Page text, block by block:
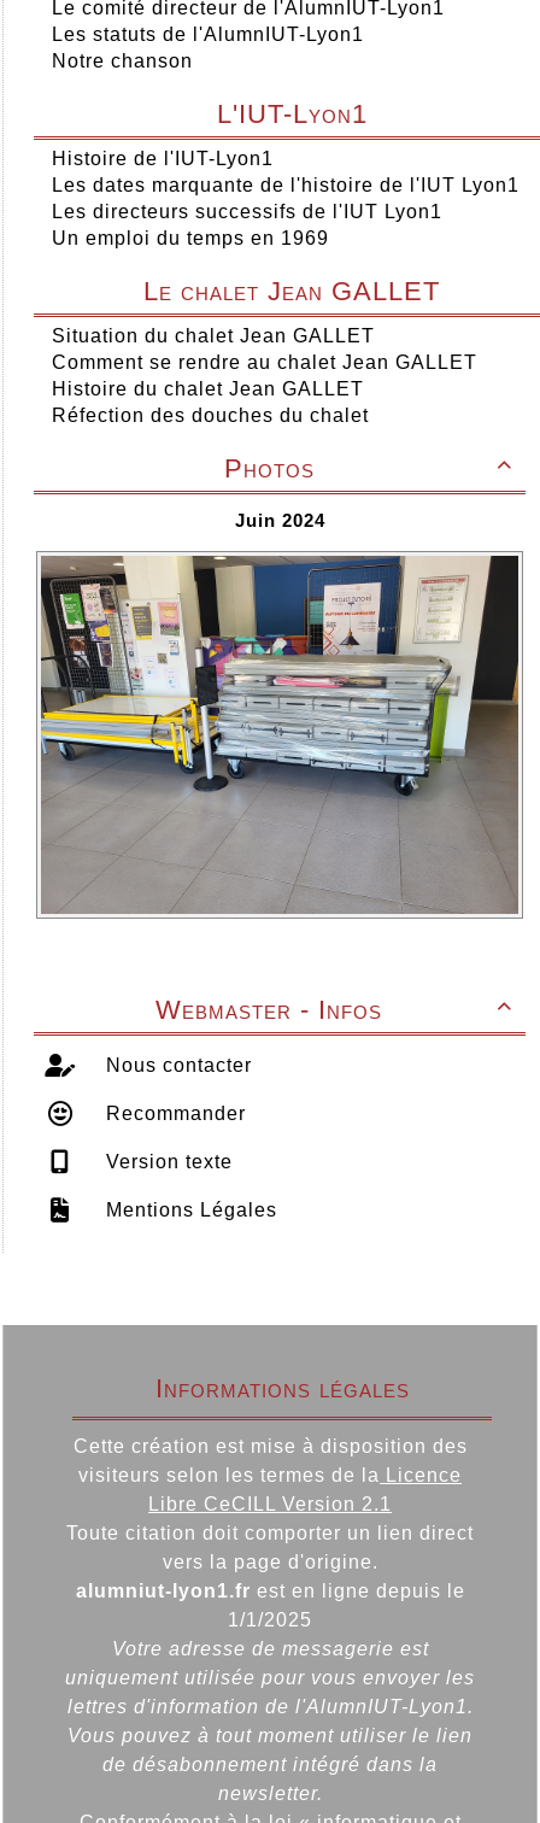
Le comité directeur de l'AlumnIUT-Lyon1
Les statuts de l'AlumnIUT-Lyon1
Notre chanson
L'IUT-Lyon1
Histoire de l'IUT-Lyon1
Les dates marquante de l'histoire de l'IUT Lyon1
Les directeurs successifs de l'IUT Lyon1
Un emploi du temps en 1969
Le chalet Jean GALLET
Situation du chalet Jean GALLET
Comment se rendre au chalet Jean GALLET
Histoire du chalet Jean GALLET
Réfection des douches du chalet

Photos
Juin 2024

Webmaster - Infos
Nous contacter
Recommander
Version texte
Mentions Légales
Informations légales
Cette création est mise à disposition des
visiteurs selon les termes de la
Licence
Libre CeCILL Version 2.1
Toute citation doit comporter un lien direct
vers la page d'origine.
alumniut-lyon1.fr est en ligne depuis le
1/1/2025
Votre adresse de messagerie est
uniquement utilisée pour vous envoyer les
lettres d'information de l'AlumnIUT-Lyon1.
Vous pouvez à tout moment utiliser le lien
de désabonnement intégré dans la
newsletter.